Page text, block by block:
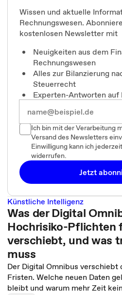
Wissen und aktuelle
Rechnungswesen.
kostenlosen Newsletter mit
Neuigkeiten aus dem
Rechnungswesen
Alles zur Bilanzierung
Steuerrecht
Experten-Antworten auf
Ich bin mit der Verarbeitung
Versand des Newsletters
Einwilligung kann ich
widerrufen.
Jetzt
Künstliche Intelligenz
Was der Digital
Hochrisiko-Pflichten
verschiebt, und was
muss
Der Digital Omnibus verschiebt
Fristen. Welche neuen Daten
bleibt und warum mehr Zeit